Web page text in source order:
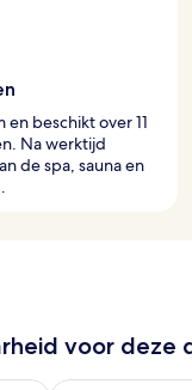
beschikt over 11
Na werktijd
de spa, sauna en
voor deze